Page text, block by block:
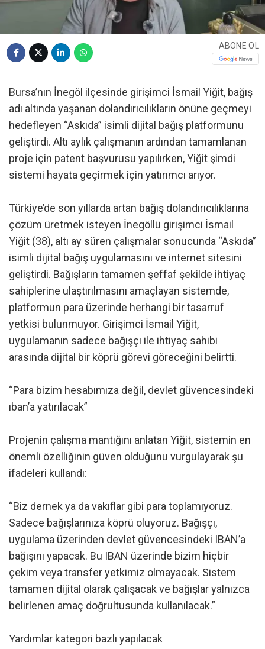
ABONE OL
Bursa’nın İnegöl ilçesinde girişimci İsmail Yiğit, bağış
adı altında yaşanan dolandırıcılıkların önüne geçmeyi
hedefleyen “Askıda” isimli dijital bağış platformunu
geliştirdi. Altı aylık çalışmanın ardından tamamlanan
proje için patent başvurusu yapılırken, Yiğit şimdi
sistemi hayata geçirmek için yatırımcı arıyor.
Türkiye’de son yıllarda artan bağış dolandırıcılıklarına
çözüm üretmek isteyen İnegöllü girişimci İsmail
Yiğit (38), altı ay süren çalışmalar sonucunda “Askıda”
isimli dijital bağış uygulamasını ve internet sitesini
geliştirdi. Bağışların tamamen şeffaf şekilde ihtiyaç
sahiplerine ulaştırılmasını amaçlayan sistemde,
platformun para üzerinde herhangi bir tasarruf
yetkisi bulunmuyor. Girişimci İsmail Yiğit,
uygulamanın sadece bağışçı ile ihtiyaç sahibi
arasında dijital bir köprü görevi göreceğini belirtti.
“Para bizim hesabımıza değil, devlet güvencesindeki
ıban’a yatırılacak”
Projenin çalışma mantığını anlatan Yiğit, sistemin en
önemli özelliğinin güven olduğunu vurgulayarak şu
ifadeleri kullandı:
“Biz dernek ya da vakıflar gibi para toplamıyoruz.
Sadece bağışlarınıza köprü oluyoruz. Bağışçı,
uygulama üzerinden devlet güvencesindeki IBAN’a
bağışını yapacak. Bu IBAN üzerinde bizim hiçbir
çekim veya transfer yetkimiz olmayacak. Sistem
tamamen dijital olarak çalışacak ve bağışlar yalnızca
belirlenen amaç doğrultusunda kullanılacak.”
Yardımlar kategori bazlı yapılacak